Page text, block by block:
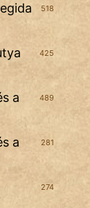
518
425
489
a
281
a
274